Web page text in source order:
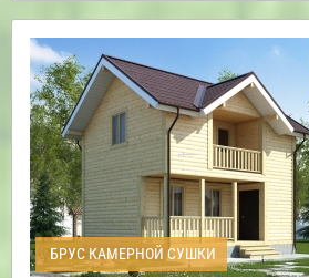
БРУС КАМЕРНОЙ СУШКИ